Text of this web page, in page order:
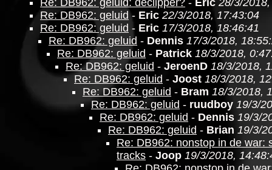
Re: DB962: geluid: declipper? - Eric 28/3/
Re: DB962: geluid - Eric 22/3/2018, 17:43:04
Re: DB962: geluid - Eric 17/3/2018, 18:46:41
Re: DB962: geluid - Dennis 17/3/2018,
Re: DB962: geluid - Patrick 18/3/2018,
Re: DB962: geluid - JeroenD 18/3/2018,
Re: DB962: geluid - Joost 18/3/2018,
Re: DB962: geluid - Bram 18/3/2018,
Re: DB962: geluid - ruudboy 19/3/
Re: DB962: geluid - Dennis 19/3/
Re: DB962: geluid - Brian 19/3/
Re: DB962: nonstop in de war:
tracks - Joop 19/3/2018,